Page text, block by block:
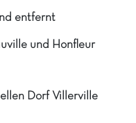
entfernt
und Honfleur
Dorf Villerville